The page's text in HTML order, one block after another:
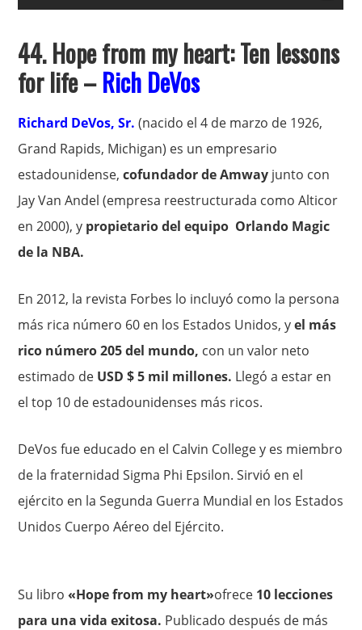
44. Hope from my heart: Ten lessons
for life –Rich DeVos
Richard DeVos, Sr.(nacido el 4 de marzo de 1926,
Grand Rapids, Michigan) es un empresario
estadounidense,cofundador de Amway junto con
Jay Van Andel (empresa reestructurada como Alticor
en 2000), y propietario del equipo Orlando Magic
de la NBA.
En 2012, la revista Forbes lo incluyó como la persona
más rica número 60 en los Estados Unidos, yel más
rico número 205 del mundo, con un valor neto
estimado de USD $ 5 mil millones. Llegó a estar en
el top 10 de estadounidenses más ricos.
DeVos fue educado en el Calvin College y es miembro
de la fraternidad Sigma Phi Epsilon. Sirvió en el
ejército en la Segunda Guerra Mundial en los Estados
Unidos Cuerpo Aéreo del Ejército.
Su libro«Hope from my heart»ofrece 10 lecciones
para una vida exitosa. Publicado después de más